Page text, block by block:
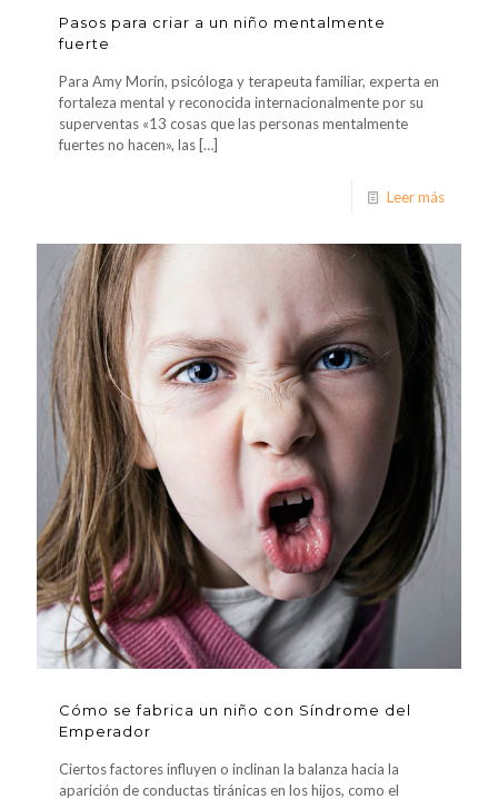
Pasos para criar a un niño mentalmente
fuerte
Para Amy Morin, psicóloga y terapeuta familiar, experta en
fortaleza mental y reconocida internacionalmente por su
superventas «13 cosas que las personas mentalmente
fuertes no hacen», las […]
Leer más
Cómo se fabrica un niño con Síndrome del
Emperador
Ciertos factores influyen o inclinan la balanza hacia la
aparición de conductas tiránicas en los hijos, como el